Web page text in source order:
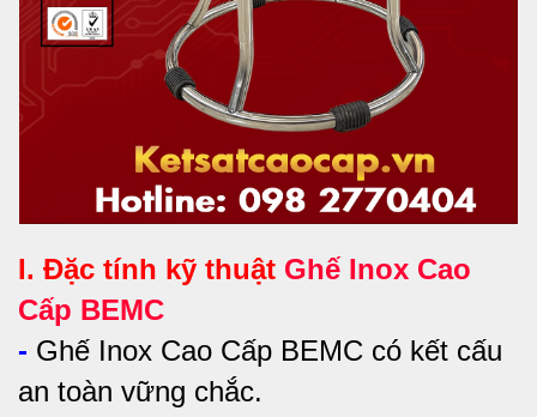
I. Đặc tính kỹ thuật Ghế Inox Cao
Cấp BEMC
- Ghế Inox Cao Cấp BEMC có kết cấu
an toàn vững chắc.